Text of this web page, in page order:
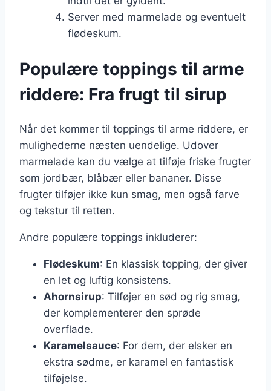
Server med marmelade og eventuelt
flødeskum.
Populære toppings til arme
riddere: Fra frugt til sirup
Når det kommer til toppings til arme riddere, er
mulighederne næsten uendelige. Udover
marmelade kan du vælge at tilføje friske frugter
som jordbær, blåbær eller bananer. Disse
frugter tilføjer ikke kun smag, men også farve
og tekstur til retten.
Andre populære toppings inkluderer:
Flødeskum: En klassisk topping, der giver
en let og luftig konsistens.
Ahornsirup: Tilføjer en sød og rig smag,
der komplementerer den sprøde
overflade.
Karamelsauce: For dem, der elsker en
ekstra sødme, er karamel en fantastisk
tilføjelse.